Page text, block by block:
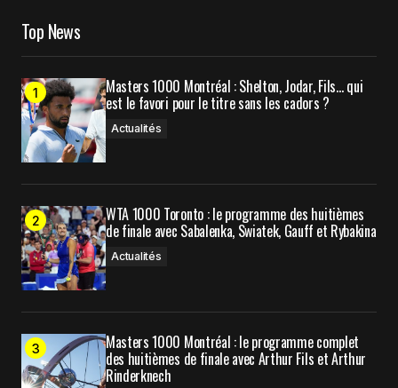
Top News
Masters 1000 Montréal : Shelton, Jodar, Fils… qui
est le favori pour le titre sans les cadors ?
Actualités
WTA 1000 Toronto : le programme des huitièmes
de finale avec Sabalenka, Swiatek, Gauff et Rybakina
Actualités
Masters 1000 Montréal : le programme complet
des huitièmes de finale avec Arthur Fils et Arthur
Rinderknech